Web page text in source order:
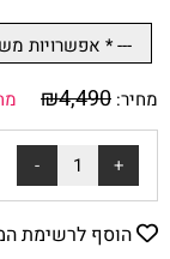
מחיר: ₪4,490
הוסף לרשימת